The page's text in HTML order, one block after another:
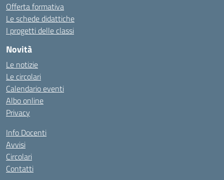
Offerta formativa
Le schede didattiche
I progetti delle classi
Novità
Le notizie
Le circolari
Calendario eventi
Albo online
Privacy
Info Docenti
Avvisi
Circolari
Contatti